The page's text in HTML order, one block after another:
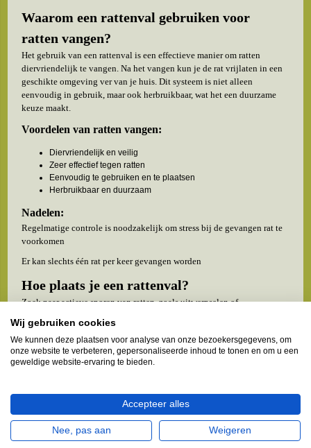
Waarom een rattenval gebruiken voor
ratten vangen?
Het gebruik van een rattenval is een effectieve manier om ratten
diervriendelijk te vangen. Na het vangen kun je de rat vrijlaten in een
geschikte omgeving ver van je huis. Dit systeem is niet alleen
eenvoudig in gebruik, maar ook herbruikbaar, wat het een duurzame
keuze maakt.
Voordelen van ratten vangen:
Diervriendelijk en veilig
Zeer effectief tegen ratten
Eenvoudig te gebruiken en te plaatsen
Herbruikbaar en duurzaam
Nadelen:
Regelmatige controle is noodzakelijk om stress bij de gevangen rat te
voorkomen
Er kan slechts één rat per keer gevangen worden
Hoe plaats je een rattenval?
Zoek naar actieve sporen van ratten, zoals uitwerpselen of
dichtbij een muur waar rattenactiviteit is waargenomen. Zorg ervoor
dat de val met de openingen langs het pad staat, zodat ratten er
gemakkelijk in kunnen lopen.
gevangen dier en verhoogt de kans op een succesvolle vangst en
vrijlating.
Ratten vangen en vrijlaten
Wij gebruiken cookies
We kunnen deze plaatsen voor analyse van onze bezoekersgegevens, om
onze website te verbeteren, gepersonaliseerde inhoud te tonen en om u een
geweldige website-ervaring te bieden.
Accepteer alles
Nee, pas aan Weigeren